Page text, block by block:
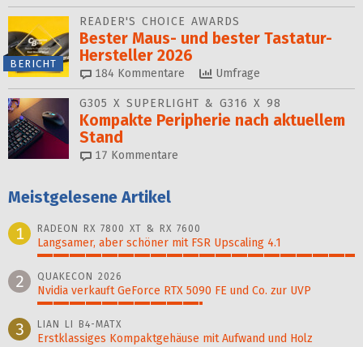
BERICHT
READER'S CHOICE AWARDS
Bester Maus- und bester Tastatur-
Hersteller 2026
184 Kommentare Umfrage
G305 X SUPERLIGHT & G316 X 98
Kompakte Peripherie nach aktuellem
Stand
17 Kommentare
Meistgelesene Artikel
1
RADEON RX 7800 XT & RX 7600
Langsamer, aber schöner mit FSR Upscaling 4.1
2 QUAKECON 2026
Nvidia verkauft GeForce RTX 5090 FE und Co. zur UVP
3 LIAN LI B4-MATX
Erstklassiges Kompaktgehäuse mit Aufwand und Holz